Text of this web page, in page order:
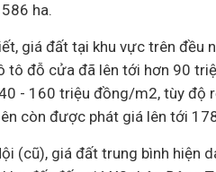
ha.
giá đất tại khu vực trên đều
tô đỗ cửa đã lên tới hơn 90
- 160 triệu đồng/m2, tùy độ
còn được phát giá lên tới
(cũ), giá đất trung bình hiện